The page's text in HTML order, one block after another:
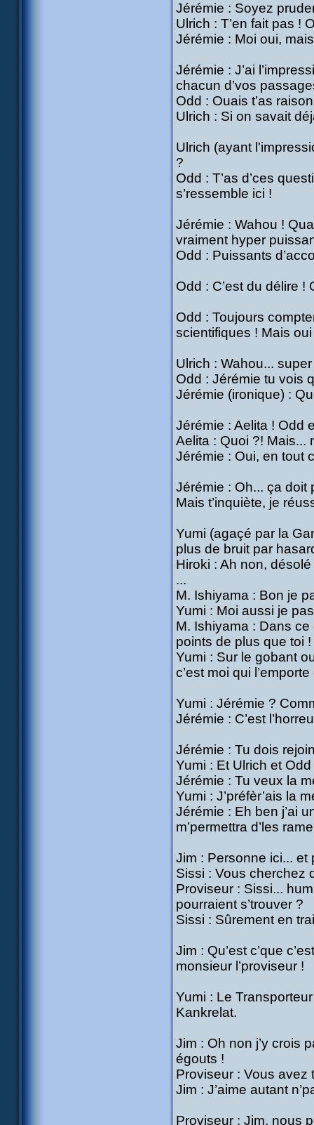
Jérémie : Soyez
Ulrich : T’en fait pas !
Jérémie : Moi oui,
Jérémie : J’ai
chacun d’vos
Odd : Ouais t’as
Ulrich : Si on savait
Ulrich (ayant
?
Odd : T’as d’ces
s’ressemble ici !
Jérémie : Wahou !
vraiment hyper
Odd : Puissants
Odd : C’est du délire !
Odd : Toujours
scientifiques ! Mais
Ulrich : Wahou...
Odd : Jérémie tu vois
Jérémie (ironique) :
Jérémie : Aelita ! Odd
Aelita : Quoi ?! Mais...
Jérémie : Oui, en tout
Jérémie : Oh... ça doit
Mais t’inquiète, je
Yumi (agaçé par la
plus de bruit par
Hiroki : Ah non,
...
M. Ishiyama : Bon je
Yumi : Moi aussi je
M. Ishiyama : Dans ce
points de plus que toi !
Yumi : Sur le gobant
c’est moi qui
Yumi : Jérémie ?
Jérémie : C’est
Jérémie : Tu dois
Yumi : Et Ulrich et Odd
Jérémie : Tu veux la
Yumi : J’préfèr’ais la
Jérémie : Eh ben j’ai
m’permettra d’les
Jim : Personne ici...
Sissi : Vous cherchez
Proviseur : Sissi...
pourraient s’trouver ?
Sissi : Sûrement en
Jim : Qu’est c’que
monsieur l’proviseur !
Yumi : Le
Kankrelat.
Jim : Oh non j’y crois
égouts !
Proviseur : Vous avez
Jim : J’aime autant
Proviseur : Jim, nous